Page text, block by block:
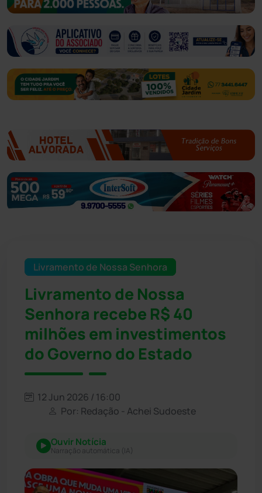
Livramento de Nossa Senhora
Livramento de Nossa
Senhora recebe R$ 40
milhões em investimentos
do Governo do Estado
12 Jun 2026 / 16:00
Por: Redação - Achei Sudoeste
Ouvir Notícia
Narração automática (IA)